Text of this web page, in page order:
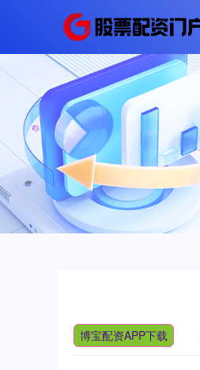
博宝配资APP下载